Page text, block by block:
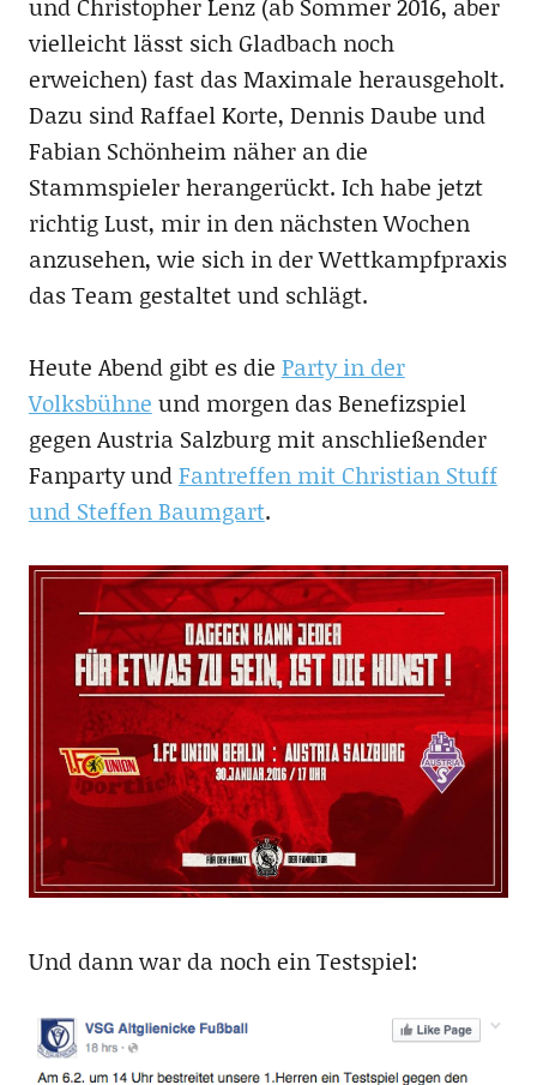
vielleicht lässt sich Gladbach noch
erweichen) fast das Maximale herausgeholt.
Dazu sind Raffael Korte, Dennis Daube und
Fabian Schönheim näher an die
Stammspieler herangerückt. Ich habe jetzt
richtig Lust, mir in den nächsten Wochen
anzusehen, wie sich in der Wettkampfpraxis
das Team gestaltet und schlägt.
Heute Abend gibt es die Party in der
Volksbühne und morgen das Benefizspiel
gegen Austria Salzburg mit anschließender
Fanparty undFantreffen mit Christian Stuff
und Steffen Baumgart.
Und dann war da noch ein Testspiel: